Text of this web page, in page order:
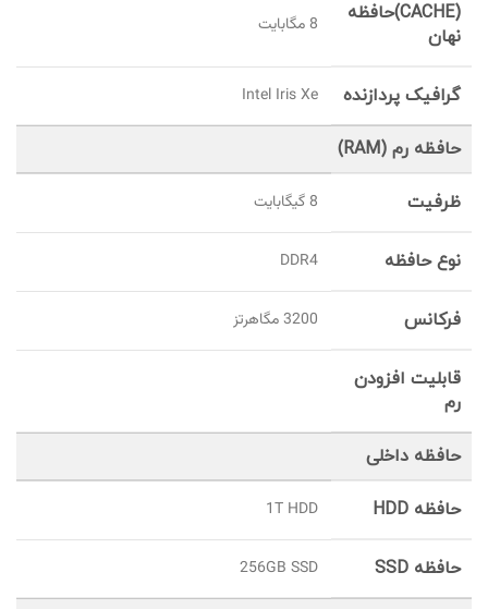
(CACHE)حافظه
نهان
8 مگابایت
گرافیک پردازنده Intel Iris Xe
حافظه رم (RAM)
ظرفیت 8 گيگابايت
نوع حافظه DDR4
فرکانس 3200 مگاهرتز
قابلیت افزودن
رم
حافظه داخلی
حافظه HDD 1T HDD
حافظه SSD 256GB SSD